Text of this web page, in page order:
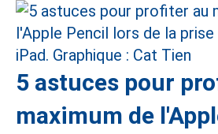
5 astuces pour
maximum de